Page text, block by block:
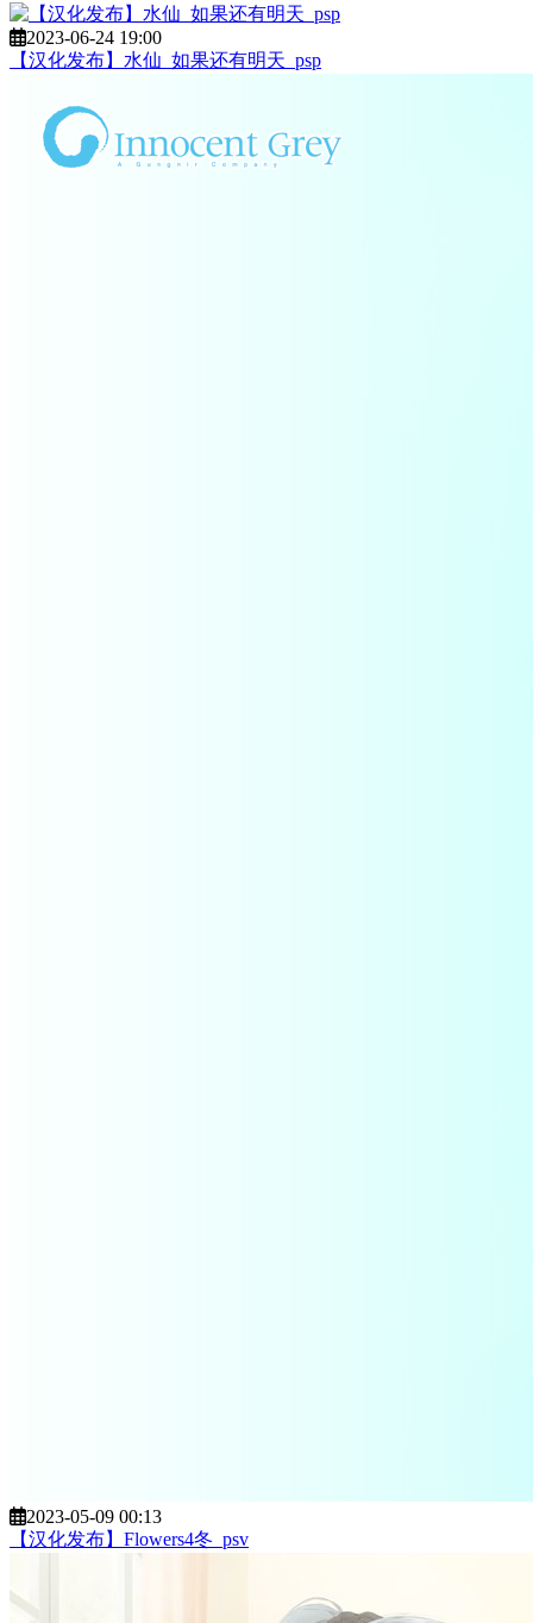
2023-06-24 19:00
【汉化发布】水仙_如果还有明天_psp
2023-05-09 00:13
【汉化发布】Flowers4冬_psv